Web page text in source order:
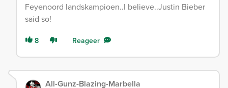
Feyenoord landskampioen..I believe..Justin Bieber
said so!
8 Reageer
All-Gunz-Blazing-Marbella